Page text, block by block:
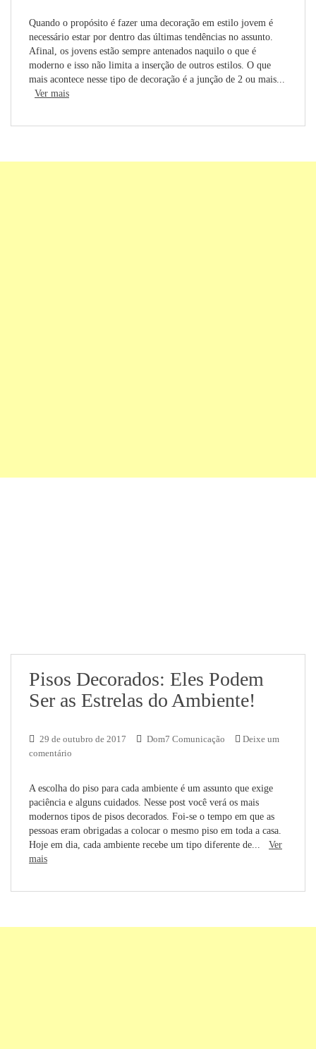
Quando o propósito é fazer uma decoração em estilo jovem é
necessário estar por dentro das últimas tendências no assunto.
Afinal, os jovens estão sempre antenados naquilo o que é
moderno e isso não limita a inserção de outros estilos. O que
mais acontece nesse tipo de decoração é a junção de 2 ou mais...
Ver mais
Pisos Decorados: Eles Podem
Ser as Estrelas do Ambiente!
29 de outubro de 2017 Dom7 Comunicação
Deixe um
comentário
A escolha do piso para cada ambiente é um assunto que exige
paciência e alguns cuidados. Nesse post você verá os mais
modernos tipos de pisos decorados. Foi-se o tempo em que as
pessoas eram obrigadas a colocar o mesmo piso em toda a casa.
Hoje em dia, cada ambiente recebe um tipo diferente de... Ver
mais